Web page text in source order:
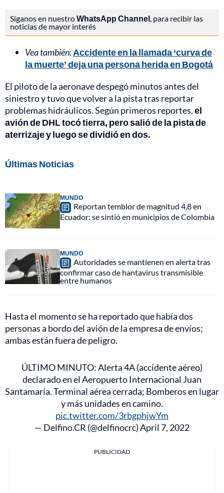
Síganos en nuestroWhatsApp Channel, para recibir las
noticias de mayor interés
Vea también:Accidente en la llamada ‘curva de
la muerte’ deja una persona herida en Bogotá
El piloto de la aeronave despegó minutos antes del
siniestro y tuvo que volver a la pista tras reportar
problemas hidráulicos. Según primeros reportes,el
avión de DHL tocó tierra, pero salió de la pista de
aterrizaje y luego se dividió en dos.
Últimas Noticias
MUNDO
Reportan temblor de magnitud 4,8 en
Ecuador: se sintió en municipios de Colombia
MUNDO
Autoridades se mantienen en alerta tras
confirmar caso de hantavirus transmisible
entre humanos
Hasta el momento se ha reportado que había dos
personas a bordo del avión de la empresa de envíos;
ambas están fuera de peligro.
ÚLTIMO MINUTO: Alerta 4A (accidente aéreo)
declarado en el Aeropuerto Internacional Juan
Santamaría. Terminal aérea cerrada; Bomberos en lugar
y más unidades en camino.
pic.twitter.com/3rbgphjwYm
— Delfino.CR (@delfinocrc)April 7, 2022
PUBLICIDAD